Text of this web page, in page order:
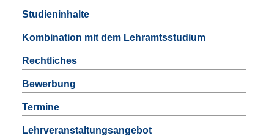
Studieninhalte
Kombination mit dem Lehramtsstudium
Rechtliches
Bewerbung
Termine
Lehrveranstaltungsangebot